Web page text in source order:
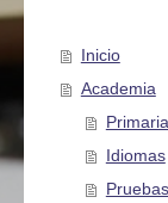
Inicio
Academia
Idiomas